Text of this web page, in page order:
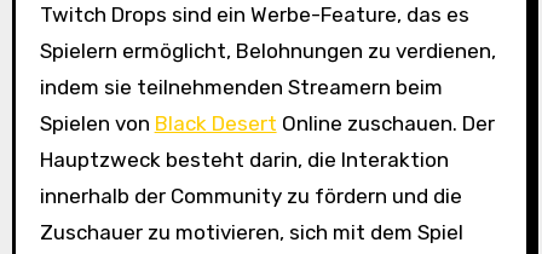
Twitch Drops sind ein Werbe-Feature, das es
Spielern ermöglicht, Belohnungen zu verdienen,
indem sie teilnehmenden Streamern beim
Spielen von Black Desert Online zuschauen. Der
Hauptzweck besteht darin, die Interaktion
innerhalb der Community zu fördern und die
Zuschauer zu motivieren, sich mit dem Spiel